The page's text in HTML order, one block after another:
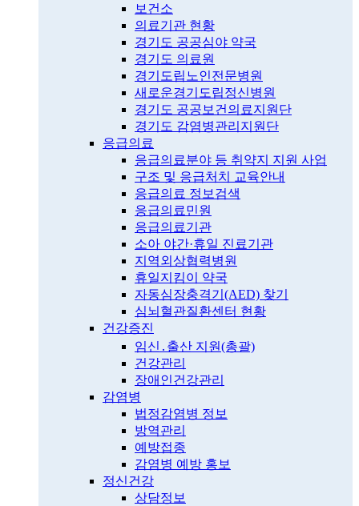
보건소
의료기관 현황
경기도 공공심야 약국
경기도 의료원
경기도립노인전문병원
새로운경기도립정신병원
경기도 공공보건의료지원단
경기도 감염병관리지원단
응급의료
응급의료분야 등 취약지 지원 사업
구조 및 응급처치 교육안내
응급의료 정보검색
응급의료민원
응급의료기관
소아 야간·휴일 진료기관
지역외상협력병원
휴일지킴이 약국
자동심장충격기(AED) 찾기
심뇌혈관질환센터 현황
건강증진
임신․출산 지원(총괄)
건강관리
장애인건강관리
감염병
법정감염병 정보
방역관리
예방접종
감염병 예방 홍보
정신건강
상담정보